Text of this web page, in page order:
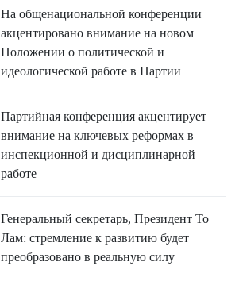
ЭКОЛОГИЯ
ДОБРО ПОЖАЛОВАТЬ ВО
ВЬЕТНАМ
В МИРЕ
На общенациональной конференции
акцентировано внимание на новом
Положении о политической и
идеологической работе в Партии
Партийная конференция акцентирует
внимание на ключевых реформах в
инспекционной и дисциплинарной
работе
Генеральный секретарь, Президент То
Лам: стремление к развитию будет
преобразовано в реальную силу